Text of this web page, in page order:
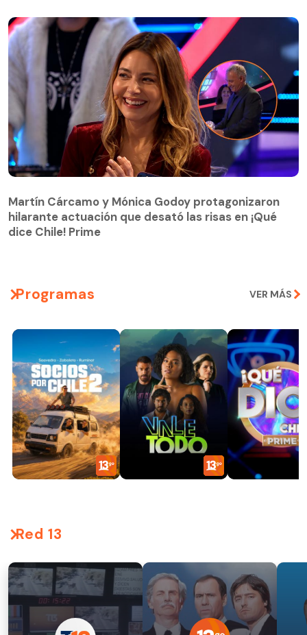
hilarante actuación que desató las risas en ¡Qué
dice Chile! Prime
Martín Cárcamo y Mónica Godoy protagonizaron
hilarante actuación que desató las risas en ¡Qué
dice Chile! Prime
Programas VER MÁS
Red 13